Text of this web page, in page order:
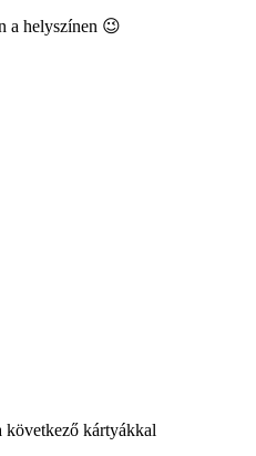
a helyszínen 😉
következő kártyákkal